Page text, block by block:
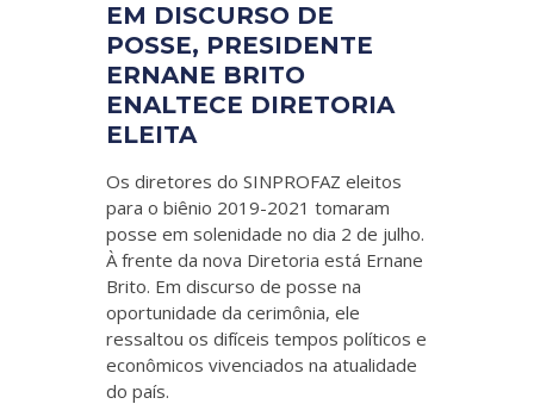
EM DISCURSO DE
POSSE, PRESIDENTE
ERNANE BRITO
ENALTECE DIRETORIA
ELEITA
Os diretores do SINPROFAZ eleitos
para o biênio 2019-2021 tomaram
posse em solenidade no dia 2 de julho.
À frente da nova Diretoria está Ernane
Brito. Em discurso de posse na
oportunidade da cerimônia, ele
ressaltou os difíceis tempos políticos e
econômicos vivenciados na atualidade
do país.